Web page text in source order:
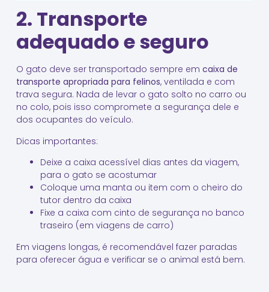
2. Transporte
adequado e seguro
O gato deve ser transportado sempre em caixa de
transporte apropriada para felinos, ventilada e com
trava segura. Nada de levar o gato solto no carro ou
no colo, pois isso compromete a segurança dele e
dos ocupantes do veículo.
Dicas importantes:
Deixe a caixa acessível dias antes da viagem,
para o gato se acostumar
Coloque uma manta ou item com o cheiro do
tutor dentro da caixa
Fixe a caixa com cinto de segurança no banco
traseiro (em viagens de carro)
Em viagens longas, é recomendável fazer paradas
para oferecer água e verificar se o animal está bem.